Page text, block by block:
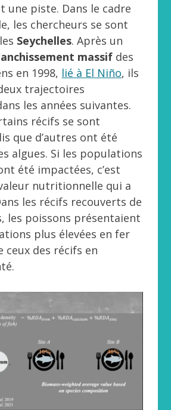
une piste. Dans le cadre
les chercheurs se sont
Seychelles. Après un
massif des
en 1998, lié à El Niño, ils
trajectoires
les années suivantes.
récifs se sont
que d’autres ont été
algues. Si les populations
été impactées, c’est
nutritionnelle qui a
les récifs recouverts de
les poissons présentaient
plus élevées en fer
ceux des récifs en